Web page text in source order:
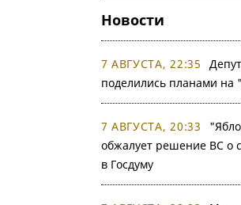
Новости
7 АВГУСТА, 22:35
поделились планами на
7 АВГУСТА, 20:33
обжалует решение ВС о
в Госдуму